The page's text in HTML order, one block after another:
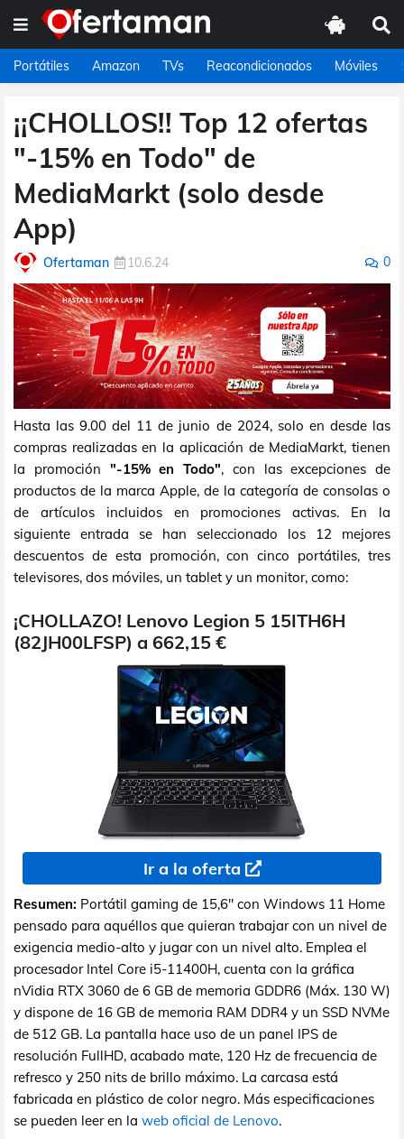
Portátiles Amazon TVs Reacondicionados Móviles
¡¡CHOLLOS!! Top 12 ofertas
"-15% en Todo" de
MediaMarkt (solo desde
App)
Ofertaman 10.6.24 0
Hasta las 9.00 del 11 de junio de 2024, solo en desde las
compras realizadas en la aplicación de MediaMarkt, tienen
la promoción "-15% en Todo", con las excepciones de
productos de la marca Apple, de la categoría de consolas o
de artículos incluidos en promociones activas. En la
siguiente entrada se han seleccionado los 12 mejores
descuentos de esta promoción, con cinco portátiles, tres
televisores, dos móviles, un tablet y un monitor, como:
¡CHOLLAZO! Lenovo Legion 5 15ITH6H
(82JH00LFSP) a 662,15 €
Ir a la oferta
Resumen: Portátil gaming de 15,6" con Windows 11 Home
pensado para aquéllos que quieran trabajar con un nivel de
exigencia medio-alto y jugar con un nivel alto. Emplea el
procesador Intel Core i5-11400H, cuenta con la gráfica
nVidia RTX 3060 de 6 GB de memoria GDDR6 (Máx. 130 W)
y dispone de 16 GB de memoria RAM DDR4 y un SSD NVMe
de 512 GB. La pantalla hace uso de un panel IPS de
resolución FullHD, acabado mate, 120 Hz de frecuencia de
refresco y 250 nits de brillo máximo. La carcasa está
fabricada en plástico de color negro. Más especificaciones
se pueden leer en la web oficial de Lenovo.